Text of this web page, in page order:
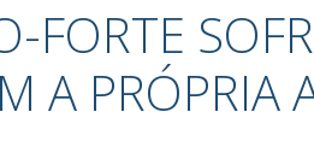
FORTE
A PRÓPRIA